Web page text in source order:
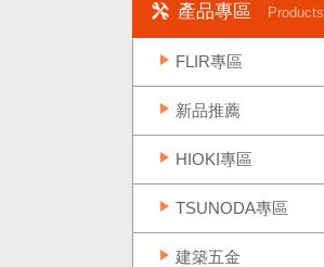
產品專區 Products
FLIR專區
新品推薦
HIOKI專區
TSUNODA專區
建築五金